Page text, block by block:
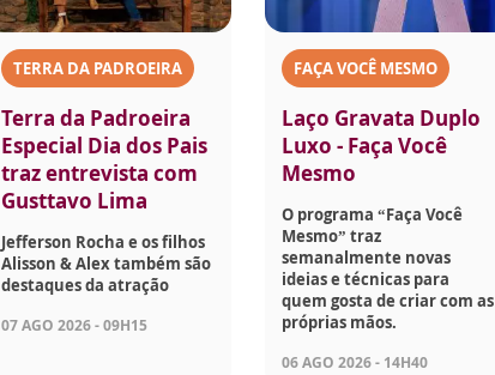
TERRA DA PADROEIRA
Terra da Padroeira
Especial Dia dos Pais
traz entrevista com
Gusttavo Lima
Jefferson Rocha e os filhos
Alisson & Alex também são
destaques da atração
07 AGO 2026 - 09H15
FAÇA VOCÊ MESMO
Laço Gravata Duplo
Luxo - Faça Você
Mesmo
O programa “Faça Você
Mesmo” traz
semanalmente novas
ideias e técnicas para
quem gosta de criar com as
próprias mãos.
06 AGO 2026 - 14H40